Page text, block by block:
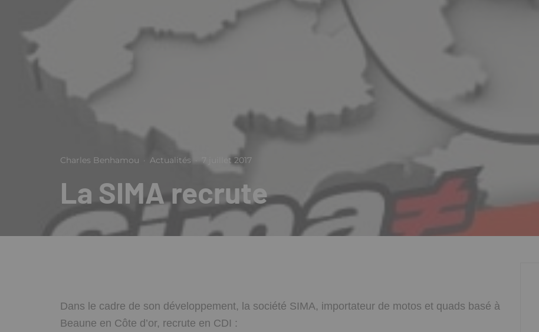
Charles Benhamou · Actualités · 7 juillet 2017
La SIMA recrute
Dans le cadre de son développement, la société SIMA, importateur de motos et quads basé à
Beaune en Côte d’or, recrute en CDI :